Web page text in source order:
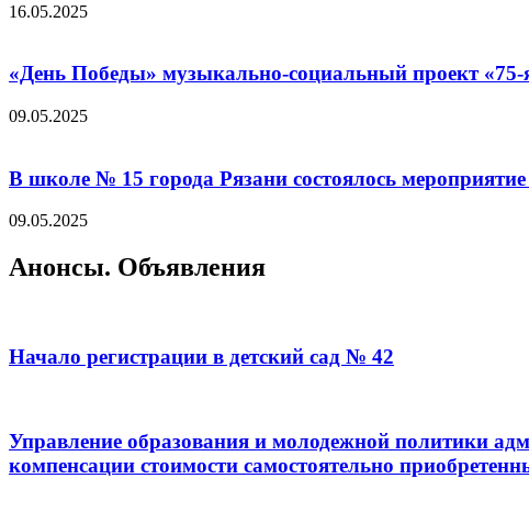
16.05.2025
«День Победы» музыкально-социальный проект «75-
09.05.2025
В школе № 15 города Рязани состоялось
09.05.2025
Анонсы. Объявления
Начало регистрации в детский сад № 42
Управление образования и молодежной политики
компенсации стоимости самостоятельно